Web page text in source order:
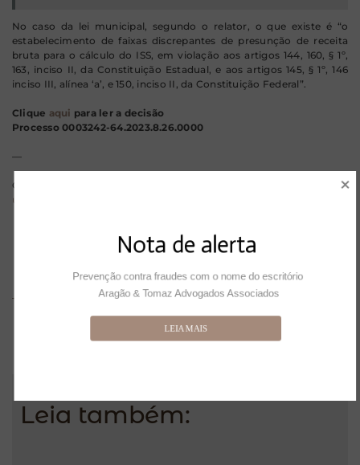
No caso da lei municipal, segundo o relator, o que existe é “o
estabelecimento de faixas discrepantes de presunção de receita
bruta para o cálculo do ISS, em violação aos artigos 144, 160, § 1º,
163, inciso II, da Constituição Estadual, e aos artigos 145, § 1º, 146
inciso III, alínea ‘a’, e 150, inciso II, da Constituição Federal”.
Clique aqui para ler a decisão
Processo 0003242-64.2023.8.26.0000
—
O post
TJ-SP derruba ISS progressivo para sociedades
uniprofissionais
Leia também:
Nota de alerta
Prevenção contra fraudes com o nome do escritório
Aragão & Tomaz Advogados Associados
LEIA MAIS